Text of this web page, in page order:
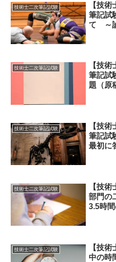
技術士二次筆記試験
【技
筆記試
て ～
技術士二次筆記試験
【技
筆記試
題（原
技術士二次筆記試験
【技
筆記
最初に
技術士二次筆記試験
【技
部門の
3.5時
技術士二次筆記試験
【技
中の時